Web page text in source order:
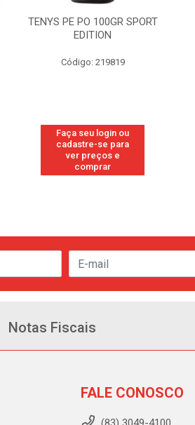
TENYS PE PO 100GR
S/PERFUME
Código: 298528
Faça seu login ou
cadastre-se para
ver preços e
comprar
Notas Fiscais
FALE CONOSCO